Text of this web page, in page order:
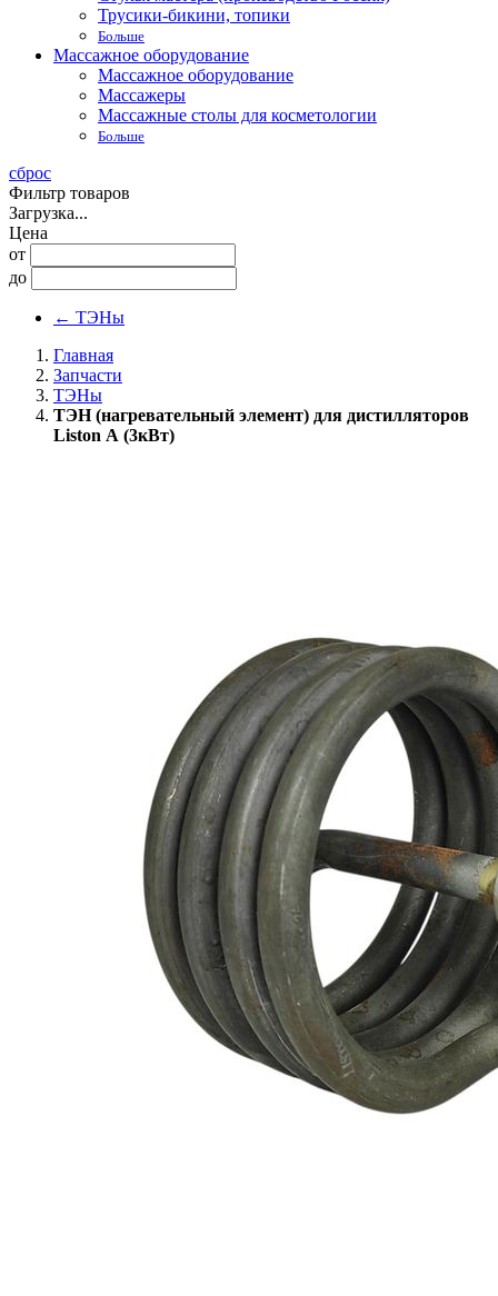
Трусики-бикини, топики
Больше
Массажное оборудование
Массажное оборудование
Массажеры
Массажные столы для косметологии
Больше
сброс
Фильтр товаров
Загрузка...
Цена
от
до
← ТЭНы
Главная
Запчасти
ТЭНы
ТЭН (нагревательный элемент) для дистилляторов
Liston А (3кВт)